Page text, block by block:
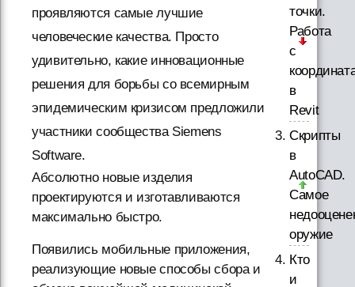
проявляются самые лучшие
человеческие качества. Просто
удивительно, какие инновационные
решения для борьбы со всемирным
эпидемическим кризисом предложили
участники сообщества Siemens
Software.
Абсолютно новые изделия
проектируются и изготавливаются
максимально быстро.
Появились мобильные приложения,
реализующие новые способы сбора и
точки.
Работа
с
в
Revit
Скрипты
в
AutoCAD.
Самое
оружие
Кто
и